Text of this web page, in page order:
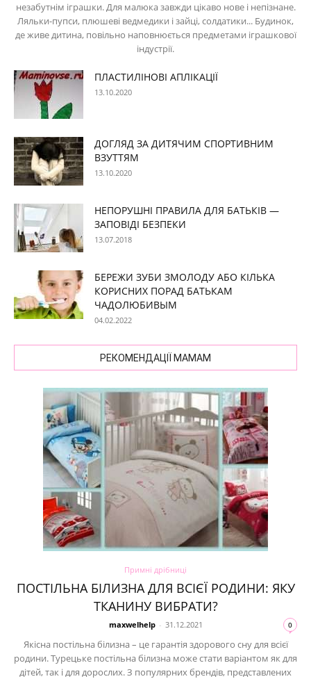
незабутнім іграшки. Для малюка завжди цікаво нове і непізнане.
Ляльки-пупси, плюшеві ведмедики і зайці, солдатики... Будинок,
де живе дитина, повільно наповнюється предметами іграшкової
індустрії.
ПЛАСТИЛІНОВІ АПЛІКАЦІЇ
13.10.2020
ДОГЛЯД ЗА ДИТЯЧИМ СПОРТИВНИМ
ВЗУТТЯМ
13.10.2020
НЕПОРУШНІ ПРАВИЛА ДЛЯ БАТЬКІВ —
ЗАПОВІДІ БЕЗПЕКИ
13.07.2018
БЕРЕЖИ ЗУБИ ЗМОЛОДУ АБО КІЛЬКА
КОРИСНИХ ПОРАД БАТЬКАМ
ЧАДОЛЮБИВЫМ
04.02.2022
РЕКОМЕНДАЦІЇ МАМАМ
Примні дрібниці
ПОСТІЛЬНА БІЛИЗНА ДЛЯ ВСІЄЇ РОДИНИ: ЯКУ
ТКАНИНУ ВИБРАТИ?
maxwelhelp - 31.12.2021 0
Якісна постільна білизна – це гарантія здорового сну для всієї
родини. Турецьке постільна білизна може стати варіантом як для
дітей, так і для дорослих. З популярних брендів, представлених